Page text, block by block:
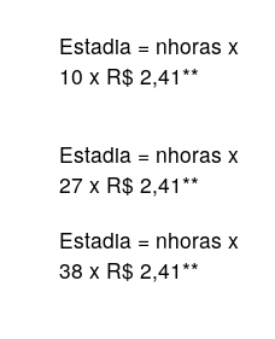
Estadia = nhoras x
10 x R$ 2,41**
Estadia = nhoras x
27 x R$ 2,41**
Estadia = nhoras x
38 x R$ 2,41**